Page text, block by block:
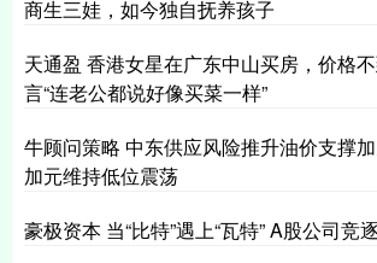
商生三娃，如今独自抚养孩子
天通盈 香港女星在广东中山买房，价格
言“连老公都说好像买菜一样”
牛顾问策略 中东供应风险推升油价支撑
加元维持低位震荡
豪极资本 当“比特”遇上“瓦特” A股公司竞